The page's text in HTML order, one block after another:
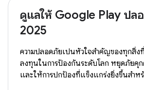
ดูแลให้ Google Play ปล
2025
ความปลอดภัยเป็นหัวใจสำคัญของทุกสิ่งที่
ลงทุนในการป้องกันระดับโลก หยุดภัยคุก
และให้การปกป้องที่แข็งแกร่งยิ่งขึ้นสำห